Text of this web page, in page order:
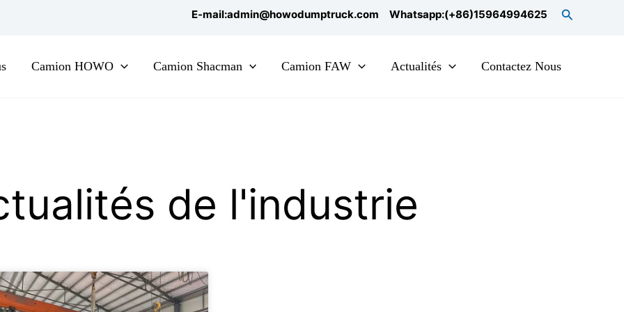
E-mail:admin@howodumptruck.com Whatsapp:(+86)15964994625 Search
Camion HOWO Camion Shacman Camion FAW Actualités Contactez Nous
de l'industrie